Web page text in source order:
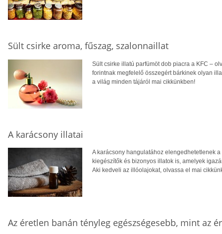
Sült csirke aroma, fűszag, szalonnaillat
Sült csirke illatú parfümöt dob piacra a KFC –
forintnak megfelelő összegért bárkinek olyan
a világ minden tájáról mai cikkünkben!
A karácsony illatai
A karácsony hangulatához elengedhetetlenek
kiegészítők és bizonyos illatok is, amelyek
Aki kedveli az illóolajokat, olvassa el mai
Az éretlen banán tényleg egészségesebb, mint az